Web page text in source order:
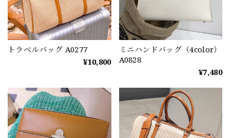
トラベルバッグ A0277
¥10,800
ミニハンドバッグ（4color）
A0828
¥7,480